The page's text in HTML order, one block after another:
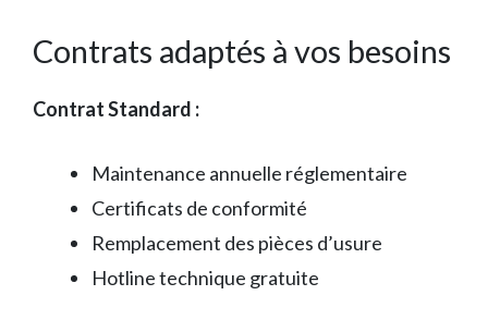
Contrats adaptés à vos besoins
Contrat Standard :
Maintenance annuelle réglementaire
Certificats de conformité
Remplacement des pièces d’usure
Hotline technique gratuite